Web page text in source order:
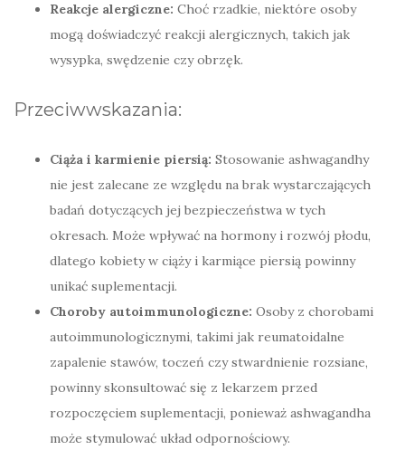
Reakcje alergiczne: Choć rzadkie, niektóre osoby
mogą doświadczyć reakcji alergicznych, takich jak
wysypka, swędzenie czy obrzęk.
Przeciwwskazania:
Ciąża i karmienie piersią: Stosowanie ashwagandhy
nie jest zalecane ze względu na brak wystarczających
badań dotyczących jej bezpieczeństwa w tych
okresach. Może wpływać na hormony i rozwój płodu,
dlatego kobiety w ciąży i karmiące piersią powinny
unikać suplementacji.
Choroby autoimmunologiczne: Osoby z chorobami
autoimmunologicznymi, takimi jak reumatoidalne
zapalenie stawów, toczeń czy stwardnienie rozsiane,
powinny skonsultować się z lekarzem przed
rozpoczęciem suplementacji, ponieważ ashwagandha
może stymulować układ odpornościowy.